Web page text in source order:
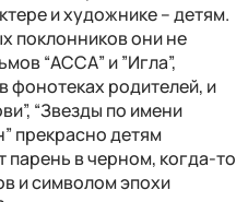
и художнике – детям.
поклонников они не
“АССА” и ”Игла”,
фонотеках родителей, и
“Звезды по имени
прекрасно детям
в черном, когда-то
и символом эпохи